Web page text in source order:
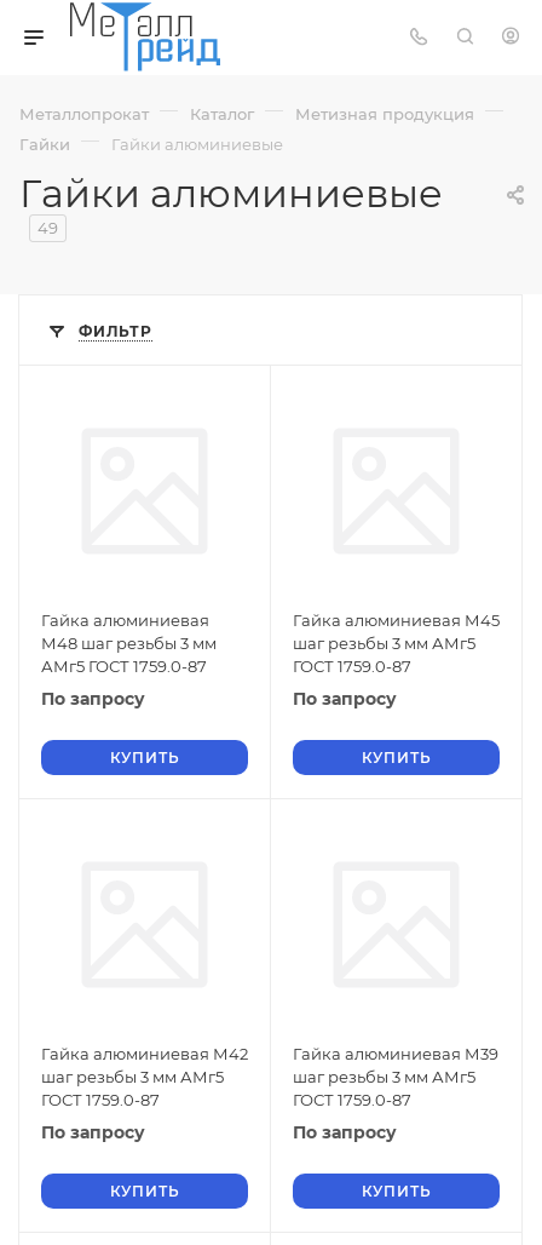
Металлопрокат — Каталог — Метизная продукция —
Гайки — Гайки алюминиевые
Гайки алюминиевые
49
ФИЛЬТР
Гайка алюминиевая
М48 шаг резьбы 3 мм
АМг5 ГОСТ 1759.0-87
По запросу
КУПИТЬ
Гайка алюминиевая М45
шаг резьбы 3 мм АМг5
ГОСТ 1759.0-87
По запросу
КУПИТЬ
Гайка алюминиевая М42
шаг резьбы 3 мм АМг5
ГОСТ 1759.0-87
По запросу
КУПИТЬ
Гайка алюминиевая М39
шаг резьбы 3 мм АМг5
ГОСТ 1759.0-87
По запросу
КУПИТЬ